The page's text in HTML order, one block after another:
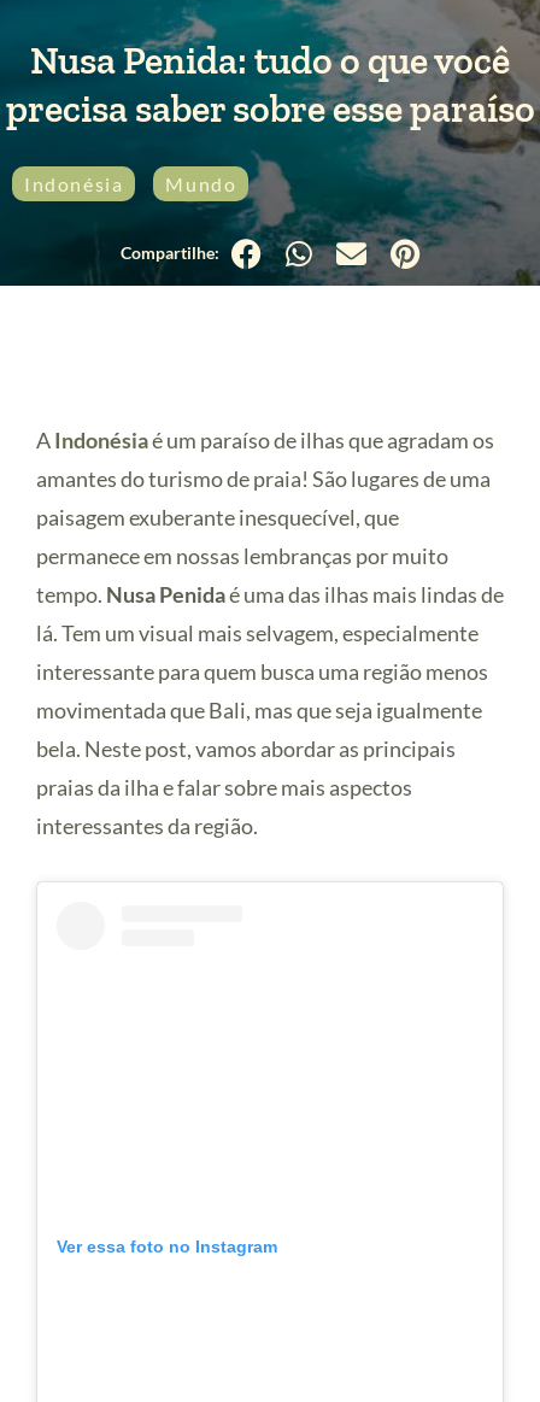
Nusa Penida: tudo o que você
precisa saber sobre esse paraíso
Indonésia Mundo
AIndonésiaé um paraíso de ilhas que agradam os
amantes do turismo de praia! São lugares de uma
paisagem exuberante inesquecível, que
permanece em nossas lembranças por muito
tempo. Nusa Penidaé uma das ilhas mais lindas de
lá. Tem um visual mais selvagem, especialmente
interessante para quem busca uma região menos
movimentada que Bali, mas que seja igualmente
bela. Neste post, vamos abordar as principais
praias da ilha e falar sobre mais aspectos
interessantes da região.
Ver essa foto no Instagram